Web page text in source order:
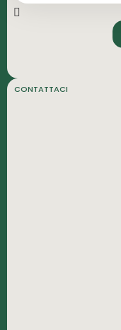
CONTATTACI